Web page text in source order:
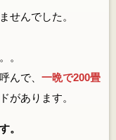
せんでした。
。
んで、 一晩で200畳
があります。
。